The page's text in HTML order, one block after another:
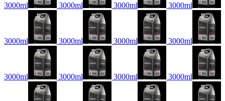
3000ml 3000ml 3000ml 3000ml
3000ml 3000ml 3000ml 3000ml
3000ml 3000ml 3000ml 3000ml